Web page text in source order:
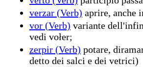
verzar (Verb) aprire, anche
vor (Verb) variante
vedi vołer;
zerpir (Verb) potare,
detto dei salci e dei vetrici)